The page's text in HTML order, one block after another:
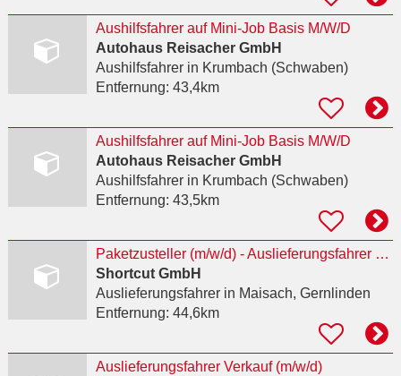
Aushilfsfahrer auf Mini-Job Basis M/W/D
Autohaus Reisacher GmbH
Aushilfsfahrerin Krumbach (Schwaben)
Entfernung: 43,4km
Aushilfsfahrer auf Mini-Job Basis M/W/D
Autohaus Reisacher GmbH
Aushilfsfahrerin Krumbach (Schwaben)
Entfernung: 43,5km
Paketzusteller (m/w/d) - Auslieferungsfahrer (nicht Veraufsfahrer)
Shortcut GmbH
Auslieferungsfahrerin Maisach, Gernlinden
Entfernung: 44,6km
Auslieferungsfahrer Verkauf (m/w/d)